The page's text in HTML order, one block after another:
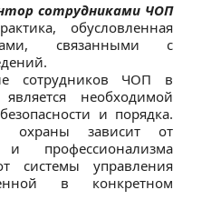
сотрудниками ЧОП
обусловленная
связанными с
сотрудников ЧОП в
необходимой
и порядка.
охраны зависит от
профессионализма
системы управления
в конкретном